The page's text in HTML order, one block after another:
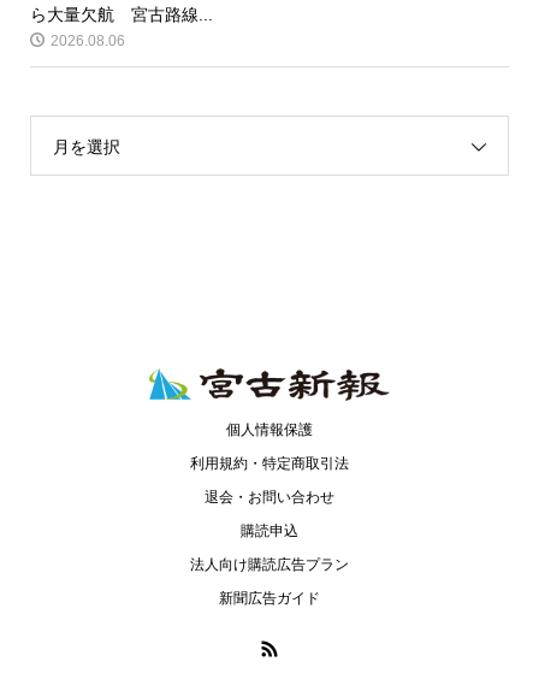
ら大量欠航 宮古路線...
2026.08.06
月を選択
個人情報保護
利用規約・特定商取引法
退会・お問い合わせ
購読申込
法人向け購読広告プラン
新聞広告ガイド